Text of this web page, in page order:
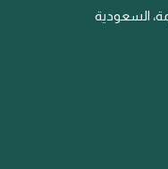
السعودية